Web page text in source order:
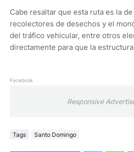
Cabe resaltar que esta ruta es la
recolectores de desechos y el
del tráfico vehicular, entre otros
directamente para que la
Facebook
Responsive
Tags Santo Domingo